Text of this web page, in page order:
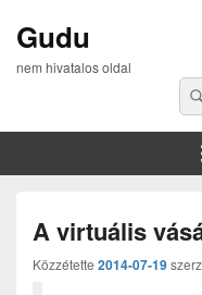
Gudu
nem hivatalos oldal
for:
A virtuális
Közzétette 2014-07-19